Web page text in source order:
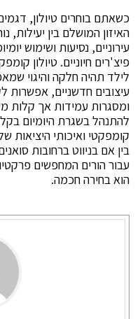
כשאתם בוחרים טיולון,
האיזון המושלם בין יעילות,
עירוניים, נסיעות ושימוש
פיצ'רים חיוניים. טיולון
לילד תהיה חלקה והיגוי
עיצובים חדשניים, אפשרות
ומסגרות עמידות אך קלות
להתנהל בשגרת היומיום
קומפקטי ואיכותי היציאות
בין אם בניווט ברחובות
עבור הורים המחפשים
הוא בחירה חכמה.